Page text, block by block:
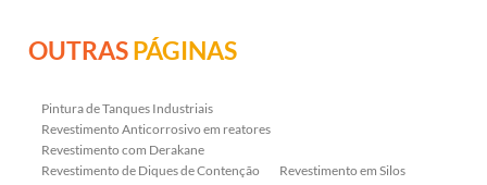
OUTRASPÁGINAS
Pintura de Tanques Industriais
Revestimento Anticorrosivo em reatores
Revestimento com Derakane
Revestimento de Diques de Contenção
Revestimento em Silos